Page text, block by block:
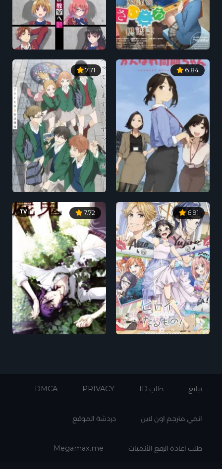
6.84
7.71
6.91
7.72
TV
تبليغ طلب ID PRIVACY
DMCA
انمي مترجم اون لاين دردشة الموقع
طلب اعادة الرفع الأنميات Megamax.me